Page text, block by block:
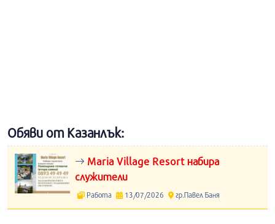
Обяви от Казанлък:
Maria Village Resort набира
служители
Работа 13/07/2026 гр.Павел Баня